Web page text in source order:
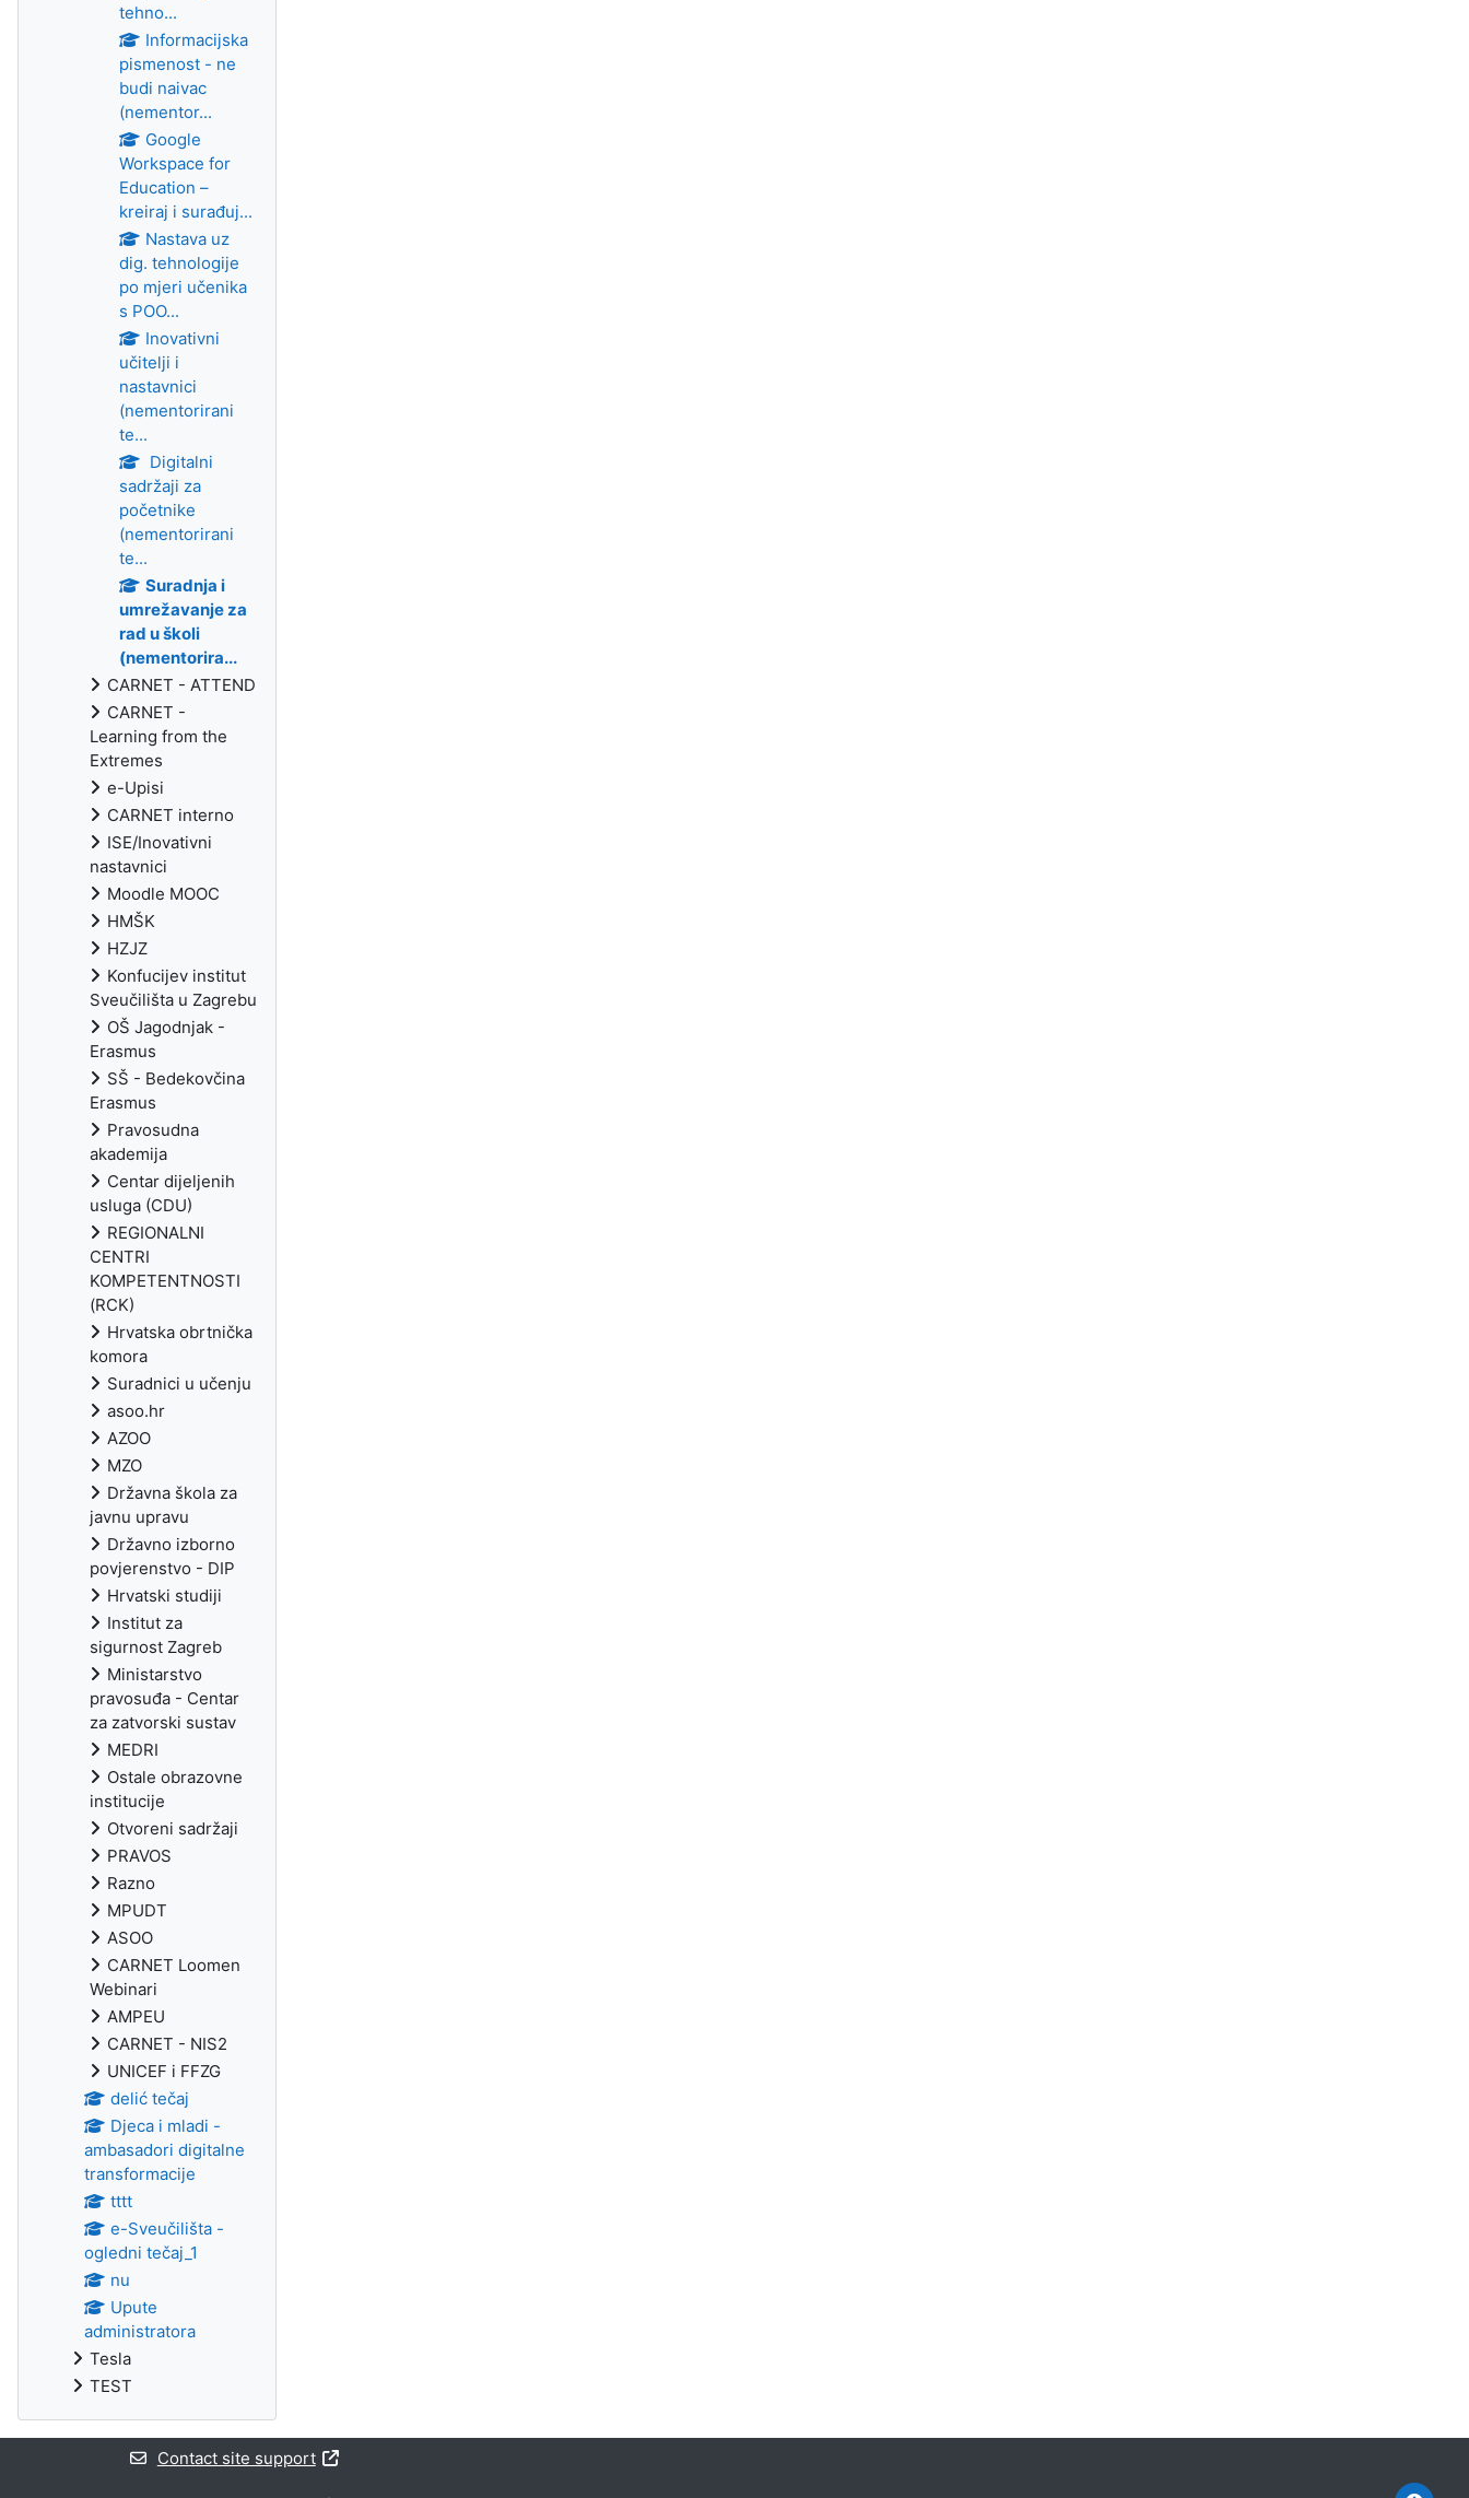
tehno...
Informacijska
pismenost - ne
budi naivac
(nementor...
Google
Workspace for
Education –
kreiraj i surađuj...
Nastava uz
dig. tehnologije
po mjeri učenika
s POO...
Inovativni
učitelji i
nastavnici
(nementorirani
te...
Digitalni
sadržaji za
početnike
(nementorirani
te...
Suradnja i
umrežavanje za
rad u školi
(nementorira...
CARNET - ATTEND
CARNET -
Learning from the
Extremes
e-Upisi
CARNET interno
ISE/Inovativni
nastavnici
Moodle MOOC
HMŠK
HZJZ
Konfucijev institut
Sveučilišta u Zagrebu
OŠ Jagodnjak -
Erasmus
SŠ - Bedekovčina
Erasmus
Pravosudna
akademija
Centar dijeljenih
usluga (CDU)
REGIONALNI
CENTRI
KOMPETENTNOSTI
(RCK)
Hrvatska obrtnička
komora
Suradnici u učenju
asoo.hr
AZOO
MZO
Državna škola za
javnu upravu
Državno izborno
povjerenstvo - DIP
Hrvatski studiji
Institut za
sigurnost Zagreb
Ministarstvo
pravosuđa - Centar
za zatvorski sustav
MEDRI
Ostale obrazovne
institucije
Otvoreni sadržaji
PRAVOS
Razno
MPUDT
ASOO
CARNET Loomen
Webinari
AMPEU
CARNET - NIS2
UNICEF i FFZG
delić tečaj
Djeca i mladi -
ambasadori digitalne
transformacije
tttt
e-Sveučilišta -
ogledni tečaj_1
nu
Upute
administratora
Tesla
TEST
Contact site support